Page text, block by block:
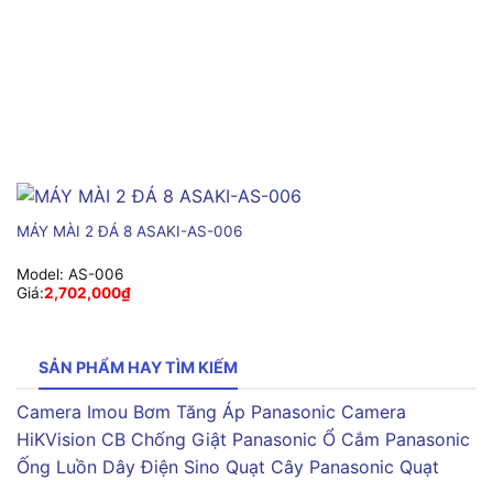
MÁY MÀI 2 ĐÁ 8 ASAKI-AS-006
Model: AS-006
Giá:2,702,000₫
SẢN PHẨM HAY TÌM KIẾM
Camera Imou Bơm Tăng Áp Panasonic Camera
HiKVision CB Chống Giật Panasonic Ổ Cắm Panasonic
Ống Luồn Dây Điện Sino Quạt Cây Panasonic Quạt